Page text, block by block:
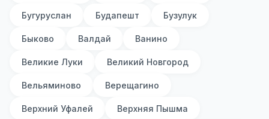
Бугуруслан Будапешт Бузулук
Быково Валдай Ванино
Великие Луки Великий Новгород
Вельяминово Верещагино
Верхний Уфалей Верхняя Пышма